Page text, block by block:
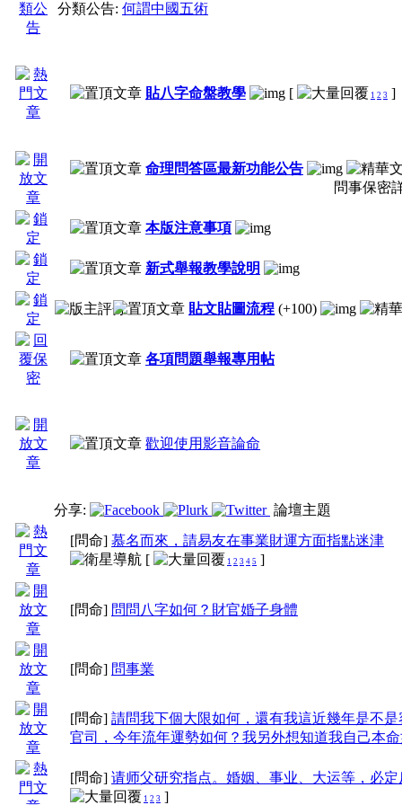
分類公告: 何謂中國五術
貼八字命盤教學 [ 1 2 3 ]
命理問答區最新功能公告
問事保密
本版注意事項
新式舉報教學說明
貼文貼圖流程 (+100)
各項問題舉報專用帖
歡迎使用影音論命
分享:
論壇主題
[問命] 慕名而來，請易友在事業財運方面指點迷津
[
1 2 3 4 5 ]
[問命] 問問八字如何？財官婚子身體
[問命] 問事業
[問命] 請問我下個大限如何，還有我這近幾年是不是
官司，今年流年運勢如何？我另外想知道我自己本
[問命] 请师父研究指点。婚姻、事业、大运等，必定
1 2 3 ]